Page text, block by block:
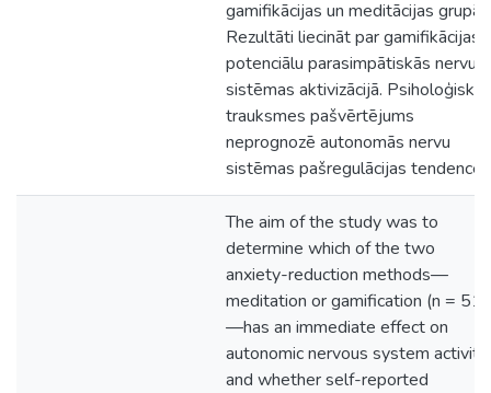
gamifikācijas un meditācijas
Rezultāti liecināt par gamifikācijas
potenciālu parasimpātiskās nervu
sistēmas aktivizācijā.
trauksmes pašvērtējums
neprognozē autonomās nervu
sistēmas pašregulācijas
The aim of the study was to
determine which of the two
anxiety-reduction methods—
meditation or gamification (n = 51)
—has an immediate effect on
autonomic nervous system activity
and whether self-reported